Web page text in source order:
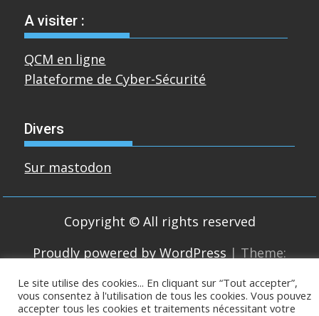
A visiter :
QCM en ligne
Plateforme de Cyber-Sécurité
Divers
Sur mastodon
Copyright © All rights reserved
Proudly powered by WordPress | Theme:
Le site utilise des cookies... En cliquant sur “Tout accepter”,
vous consentez à l'utilisation de tous les cookies. Vous pouvez
accepter tous les cookies et traitements nécessitant votre